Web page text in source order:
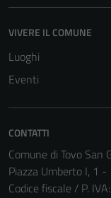
VIVERE IL COMUNE
Luoghi
Eventi
CONTATTI
Comune di Tovo San
Piazza Umberto I, 1 -
Codice fiscale / P.